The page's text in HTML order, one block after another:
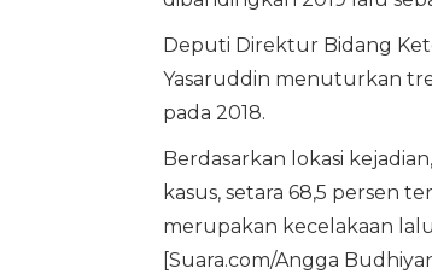
Deputi Direktur Bidang
Yasaruddin menuturkan
pada 2018.
Berdasarkan lokasi
kasus, setara 68,5 persen
merupakan kecelakaan
[Suara.com/Angga